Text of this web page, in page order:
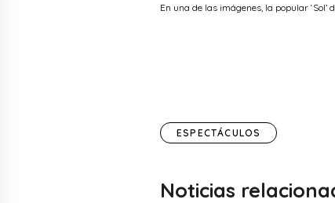
En una de las imágenes, la popular
ESPECTÁCULOS
Noticias